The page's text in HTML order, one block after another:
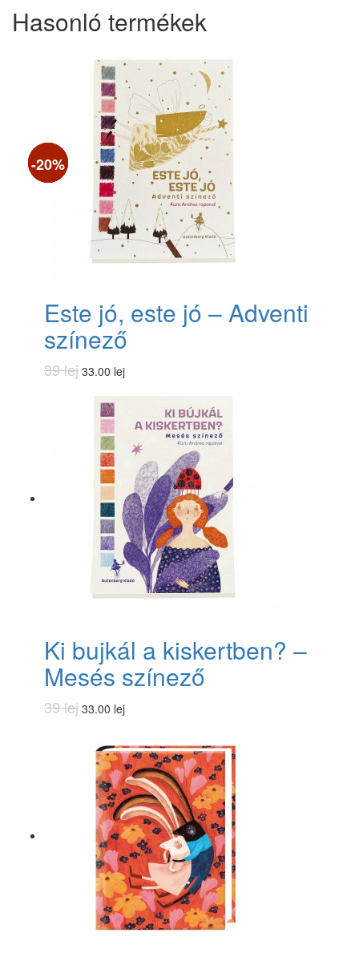
Hasonló termékek
-15%
Este jó, este jó – Adventi
színező
39 lej 33.00 lej
-15%
Ki bujkál a kiskertben? –
Mesés színező
39 lej 33.00 lej
-19%
-20%